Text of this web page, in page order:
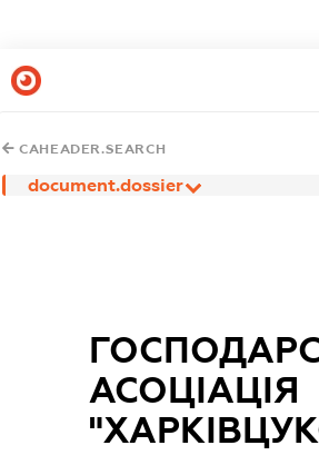
CAHEADER.SEARCH
document.dossier
АСОЦІАЦІЯ